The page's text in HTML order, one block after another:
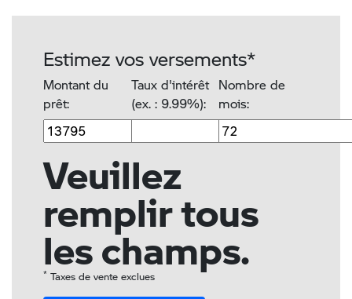
Estimez vos versements*
Montant du
prêt:
Taux d'intérêt
(ex. : 9.99%):
Nombre de
mois:
Veuillez
remplir tous
les champs.
* Taxes de vente exclues